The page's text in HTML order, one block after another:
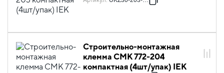
Строительно-монтажная
клемма СМК 772-204
компактная (4шт/упак) IEK